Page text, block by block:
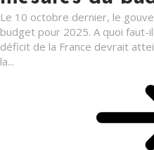
Le 10 octobre dernier, le
budget pour 2025. A quoi faut-
déficit de la France devrait
la...